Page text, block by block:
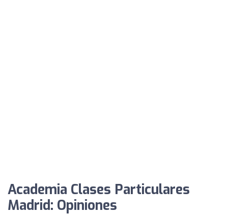
Academia Clases Particulares
Madrid: Opiniones